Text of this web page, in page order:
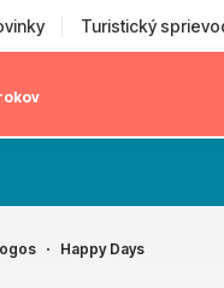
Turistický
Happy Days